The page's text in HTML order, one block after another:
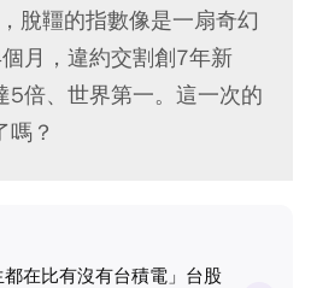
脫韁的指數像是一扇奇幻
月，違約交割創7年新
5倍、世界第一。這一次的
嗎？